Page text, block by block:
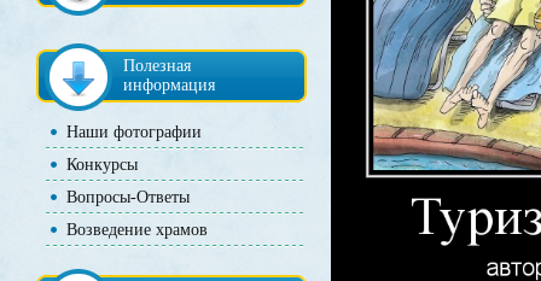
Полезная
информация
Наши фотографии
Конкурсы
Вопросы-Ответы
Возведение храмов